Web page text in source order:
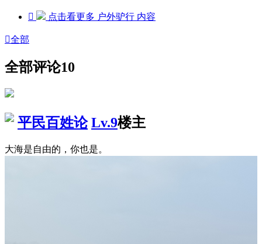
 点击看更多 户外驴行 内容
全部
全部评论10
平民百姓论 Lv.9楼主
大海是自由的，你也是。